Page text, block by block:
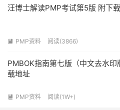
汪博士解读PMP考试第5版 附下
 PMP资料 阅读(3866)
PMBOK指南第七版（中文去水印
载地址
 PMP资料 阅读(1W+)